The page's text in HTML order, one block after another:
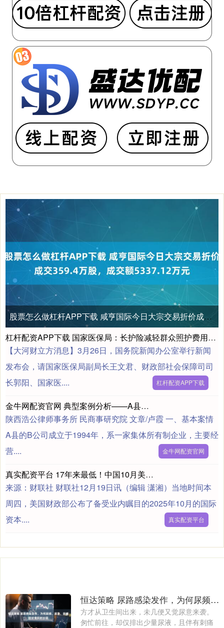
股票怎么做杠杆APP下载 咸亨国际今日大宗交易折价成交359.4万股，成交额5337.12万元
杠杆配资APP下载 国家医保局：长护险减轻群众照护费用负担超千亿元
【大河财立方消息】3月26日，国务院新闻办公室举行新闻
发布会，请国家医保局副局长王文君、财政部社会保障司司
长郭阳、国家医....
杠杆配资APP下载
金牛网配资官网 典型案例分析——A县政府申请B公司强制清算案
陕西浩公律师事务所 民商事研究院 文章/卢霞 一、基本案情
A县的B公司成立于1994年，系一家集体所有制企业，主要经
营....
金牛网配资官网
真实配资平台 17年来最低！中国10月美债持仓跌破7000亿美元大关
来源：财联社 财联社12月19日讯（编辑 潇湘）当地时间本
周四，美国财政部公布了备受业内瞩目的2025年10月的国际
资本....
真实配资平台
恒达策略 尿路感染发作，为何尿频、尿急、尿痛症状常同时出现
方才从卫生间出来，未几便又觉尿意来袭。
匆忙前往，却仅排出少量尿液，且伴有刺痛